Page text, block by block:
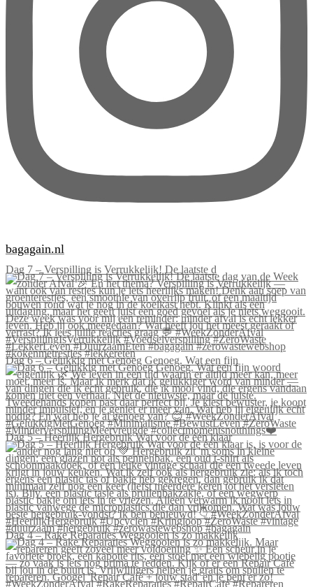
bagagain.nl
Dag 7 – Verspilling is Verrukkelijk! De laatste d
Dag 6 – Gelukkig met Genoeg Genoeg. Wat een fijn
Dag 5 – Heerlijk Hergebruik Wat voor de één klaar
Dag 4 – Rake Reparaties Weggooien is zo makkelijk